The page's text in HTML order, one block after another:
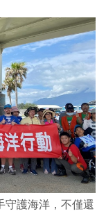
守護海洋，不僅還